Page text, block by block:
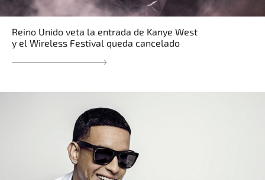
Reino Unido veta la entrada de Kanye West
y el Wireless Festival queda cancelado